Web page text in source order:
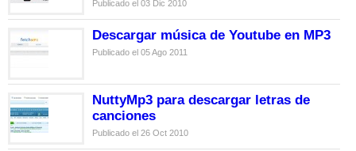
Publicado el 03 Dic 2010
Descargar música de Youtube en MP3
Publicado el 05 Ago 2011
NuttyMp3 para descargar letras de
canciones
Publicado el 26 Oct 2010